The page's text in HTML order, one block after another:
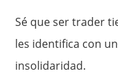
Sé que ser trader
les identifica con
insolidaridad.